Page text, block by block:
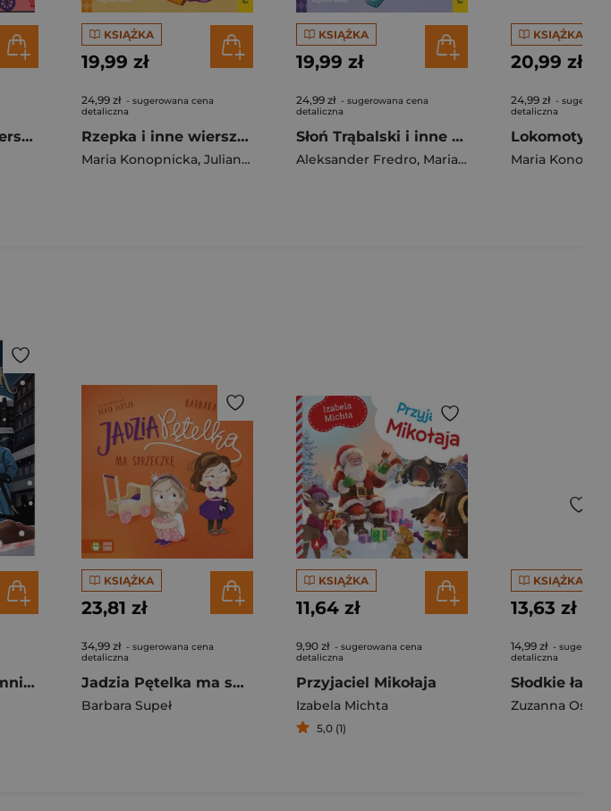
Julian Tuwim. Wiersze dla dzieci
KSIĄŻKA
19,99 zł
24,99 zł - sugerowana cena
detaliczna
Rzepka i inne wiersze do wspólnego czytania. Bajki i wiersze do wspólnego czytania
Maria Konopnicka, Julian Tuwim
KSIĄŻKA
19,99 zł
24,99 zł - sugerowana cena
detaliczna
Słoń Trąbalski i inne wiersze do wspólnego czytania. Bajki i wiersze do wspólnego czytania
Aleksander Fredro, Maria Konopnicka , Julian
KSIĄŻKA
20,99 zł
24,99 zł -
detaliczna
Maria
Nocny Kruk. Tajemnice Sztokholmu
KSIĄŻKA
23,81 zł
34,99 zł - sugerowana cena
detaliczna
Jadzia Pętelka ma sprzeczkę. Jadzia Pętelka
Barbara Supeł
KSIĄŻKA
11,64 zł
9,90 zł - sugerowana cena
detaliczna
Przyjaciel Mikołaja
Izabela Michta
5,0 (1)
KSIĄŻKA
13,63 zł
14,99 zł -
detaliczna
Zuzanna